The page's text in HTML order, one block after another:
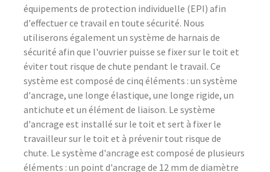
équipements de protection individuelle (EPI) afin
d'effectuer ce travail en toute sécurité. Nous
utiliserons également un système de harnais de
sécurité afin que l'ouvrier puisse se fixer sur le toit et
éviter tout risque de chute pendant le travail. Ce
système est composé de cinq éléments : un système
d'ancrage, une longe élastique, une longe rigide, un
antichute et un élément de liaison. Le système
d'ancrage est installé sur le toit et sert à fixer le
travailleur sur le toit et à prévenir tout risque de
chute. Le système d'ancrage est composé de plusieurs
éléments : un point d'ancrage de 12 mm de diamètre